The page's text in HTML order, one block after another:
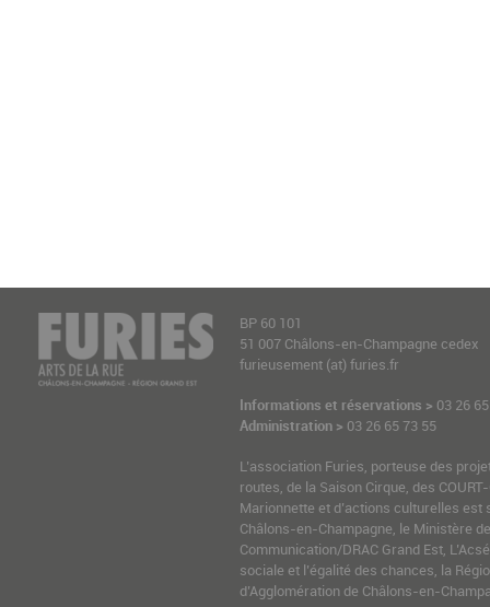
BP 60 101
51 007 Châlons-en-Champagne cedex
furieusement (at) furies.fr
Informations et réservations > 03 26
Administration > 03 26 65 73 55
L’association Furies, porteuse des
routes, de la Saison Cirque, des
Marionnette et d’actions culturelles est
Châlons-en-Champagne, le Ministère
Communication/DRAC Grand Est,
sociale et l’égalité des chances, la
d’Agglomération de Châlons-en-